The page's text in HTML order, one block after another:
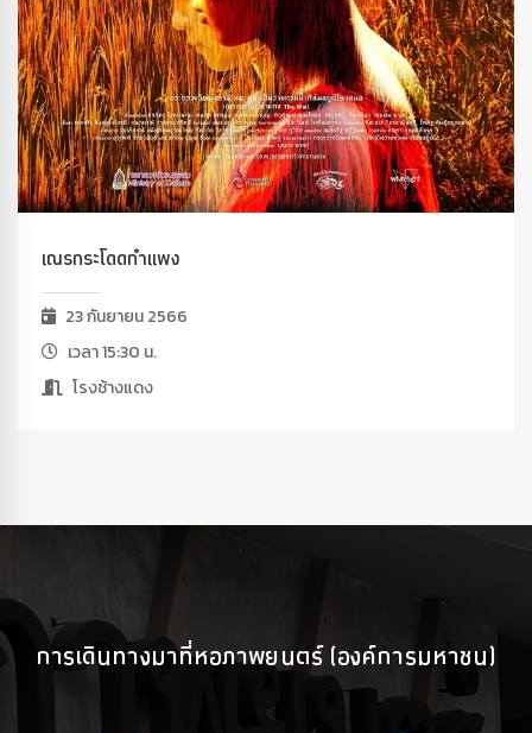
เณรกระโดดกำแพง
23 กันยายน 2566
เวลา 15:30 น.
โรงช้างแดง
การเดินทางมาที่หอภาพยนตร์ (องค์การมหาชน)